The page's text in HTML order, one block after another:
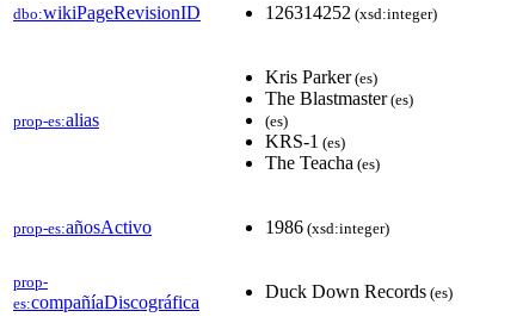
dbo:wikiPageRevisionID 126314252 (xsd:integer)
prop-es:alias
Kris Parker(es)
The Blastmaster(es)
(es)
KRS-1 (es)
The Teacha (es)
prop-es:añosActivo 1986 (xsd:integer)
prop-
es:compañíaDiscográfica
Duck Down Records (es)